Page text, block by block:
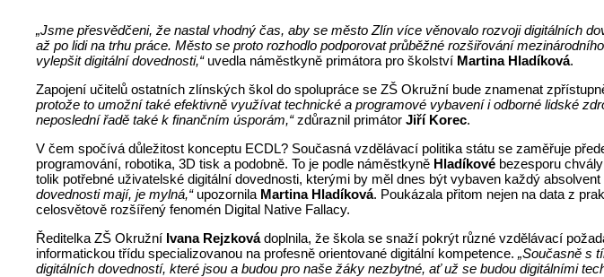
„Jsme přesvědčeni, že nastal vhodný čas, aby se město Zlín více věnovalo rozvoji digitálních
až po lidi na trhu práce. Město se proto rozhodlo podporovat průběžné rozšiřování
vylepšit digitální dovednosti,“uvedla náměstkyně primátora pro školství Martina Hladíková.
Zapojení učitelů ostatních zlínských škol do spolupráce se ZŠ Okružní bude znamenat
protože to umožní také efektivně využívat technické a programové vybavení i odborné lidské
neposlední řadě také k finančním úsporám,“zdůraznil primátorJiří Korec.
V čem spočívá důležitost konceptu ECDL? Současná vzdělávací politika státu se zaměřuje
programování, robotika, 3D tisk a podobně. To je podle náměstkyně Hladíkové bezesporu
tolik potřebné uživatelské digitální dovednosti, kterými by měl dnes být vybaven každý
dovednosti mají, je mylná,“upozornila Martina Hladíková. Poukázala přitom nejen na data z
celosvětově rozšířený fenomén Digital Native Fallacy.
Ředitelka ZŠ Okružní Ivana Rejzkovádoplnila, že škola se snaží pokrýt různé vzdělávací
informatickou třídu specializovanou na profesně orientované digitální kompetence.„Současně s
digitálních dovedností, které jsou a budou pro naše žáky nezbytné, ať už se budou digitálními